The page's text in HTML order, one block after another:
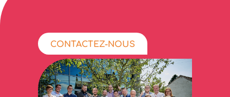
CONTACTEZ-NOUS